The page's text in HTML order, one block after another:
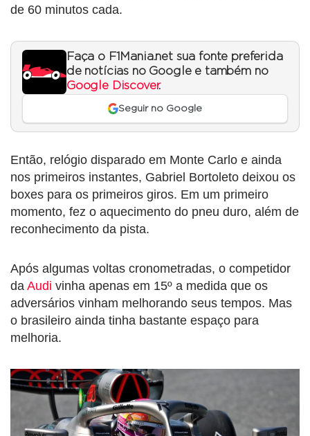
de 60 minutos cada.
Faça o F1Mania.net sua fonte preferida
de notícias no Google e também no
Google Discover.
Seguir no Google
Então, relógio disparado em Monte Carlo e ainda
nos primeiros instantes, Gabriel Bortoleto deixou os
boxes para os primeiros giros. Em um primeiro
momento, fez o aquecimento do pneu duro, além de
reconhecimento da pista.
Após algumas voltas cronometradas, o competidor
da Audi vinha apenas em 15º a medida que os
adversários vinham melhorando seus tempos. Mas
o brasileiro ainda tinha bastante espaço para
melhoria.